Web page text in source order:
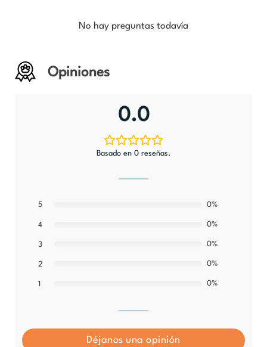
No hay preguntas todavía
Opiniones
0.0
Basado en 0 reseñas.
5 0%
4 0%
3 0%
2 0%
1 0%
Déjanos una opinión